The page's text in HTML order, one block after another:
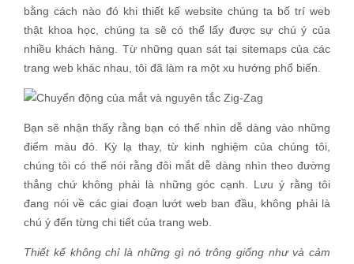
bằng cách nào đó khi thiết kế website chúng ta bố trí web
thật khoa học, chúng ta sẽ có thể lấy được sự chú ý của
nhiều khách hàng. Từ những quan sát tại sitemaps của các
trang web khác nhau, tôi đã làm ra một xu hướng phổ biến.
Bạn sẽ nhận thấy rằng bạn có thể nhìn dễ dàng vào những
điểm màu đỏ. Kỳ lạ thay, từ kinh nghiệm của chúng tôi,
chúng tôi có thể nói rằng đôi mắt dễ dàng nhìn theo đường
thẳng chứ không phải là những góc cạnh. Lưu ý rằng tôi
đang nói về các giai đoạn lướt web ban đầu, không phải là
chú ý đến từng chi tiết của trang web.
Thiết kế không chỉ là những gì nó trông giống như và cảm